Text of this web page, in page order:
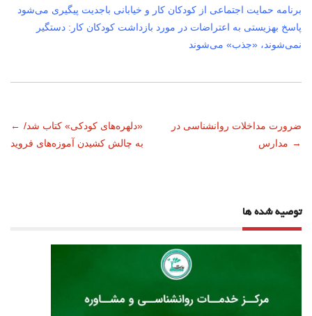
برنامه حمایت اجتماعی از کودکان کار و خیابانی باجدیت پیگیری می‌شود
پاسخ بهزیستی به اعتراضات در مورد بازداشت کودکان کار: دستگیر
نمی‌شوند، «جذب» می‌شوند
ناوبری
نوشته
← «دلهره‌های کودکی» کتاب شد/
به چالش کشیدن آموزه‌های فروید
ضرورت مداخلات روانشناسی در
مدارس →
توصیه شده ها